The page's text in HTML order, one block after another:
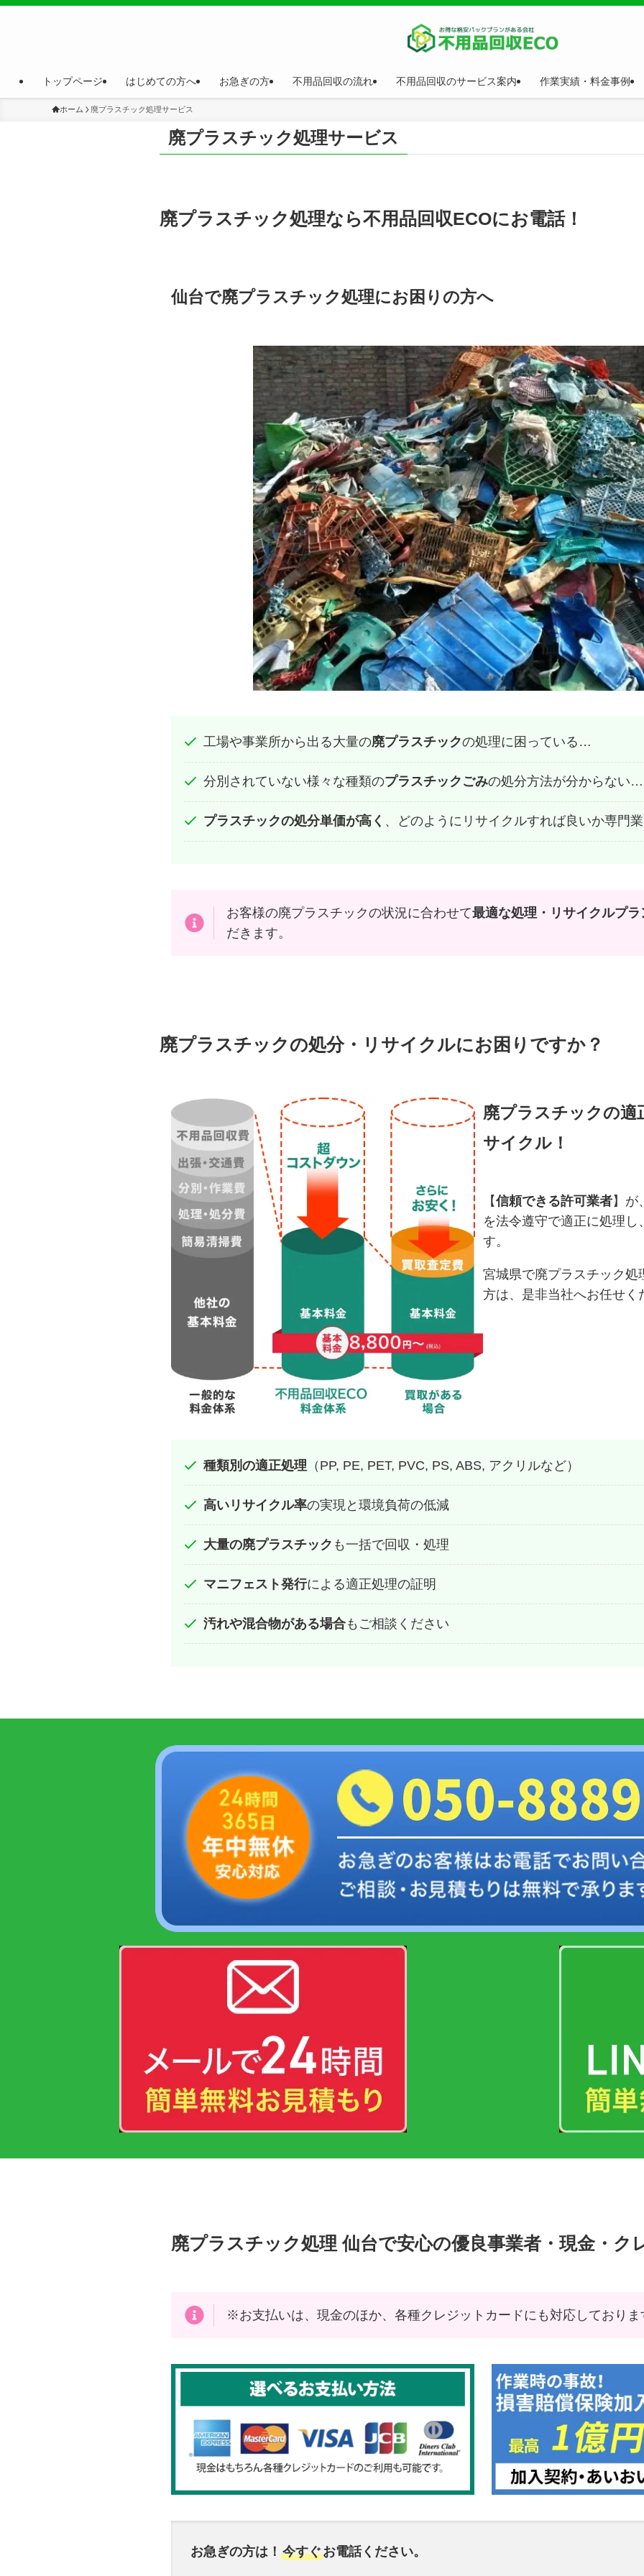
トップページ はじめての方へ お急ぎの方 不用品回収の流れ 不用品回収のサービス案内 作業実績・料金事例
ホーム 廃プラスチック処理サービス
廃プラスチック処理サービス
廃プラスチック処理なら不用品回収ECOにお電話！
仙台で廃プラスチック処理にお困りの方へ
工場や事業所から出る大量の廃プラスチックの処理に困っている…
分別されていない様々な種類のプラスチックごみの処分方法が分からない…
プラスチックの処分単価が高く 、どのようにリサイクルすれば良いか専門
お客様の廃プラスチックの状況に合わせて最適な処理・リサイクルプラ
だきます。
廃プラスチックの処分・リサイクルにお困りですか？
廃プラスチックの適
サイクル！
【信頼できる許可業者】が
を法令遵守で適正に処理
す。
宮城県で廃プラスチック
方は、是非当社へお任せく
種類別の適正処理 （PP, PE, PET, PVC, PS, ABS, アクリルなど）
高いリサイクル率の実現と環境負荷の低減
大量の廃プラスチック も一括で回収・処理
マニフェスト発行による適正処理の証明
汚れや混合物がある場合もご相談ください
廃プラスチック処理 仙台で安心の優良事業者・現金・ク
※お支払いは、現金のほか、各種クレジットカードにも対応しておりま
お急ぎの方は！ 今すぐお電話ください。